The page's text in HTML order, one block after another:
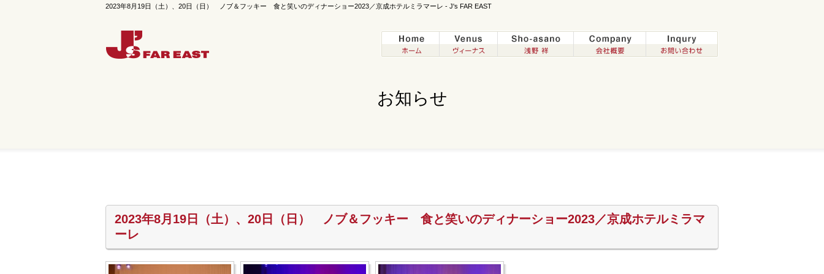
2023年8月19日（土）、20日（日） ノブ＆フッキー 食と笑いのディナーショー2023／京成ホテルミラマーレ - J's FAR EAST
お知らせ
2023年8月19日（土）、20日（日） ノブ＆フッキー 食と笑いのディナーショー2023／京成ホテルミラマ
ーレ